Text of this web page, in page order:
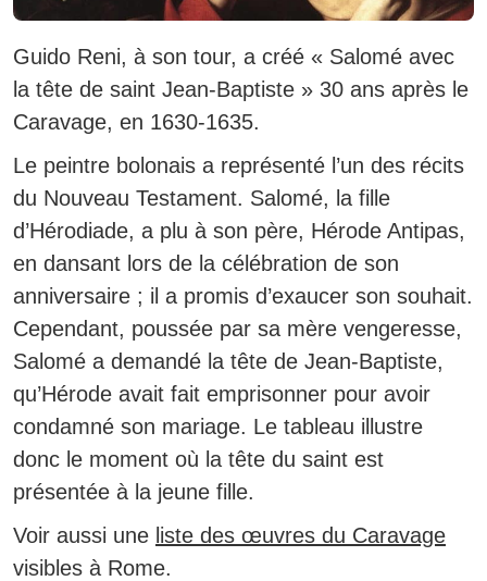
Guido Reni, à son tour, a créé « Salomé avec
la tête de saint Jean-Baptiste » 30 ans après le
Caravage, en 1630-1635.
Le peintre bolonais a représenté l’un des récits
du Nouveau Testament. Salomé, la fille
d’Hérodiade, a plu à son père, Hérode Antipas,
en dansant lors de la célébration de son
anniversaire ; il a promis d’exaucer son souhait.
Cependant, poussée par sa mère vengeresse,
Salomé a demandé la tête de Jean-Baptiste,
qu’Hérode avait fait emprisonner pour avoir
condamné son mariage. Le tableau illustre
donc le moment où la tête du saint est
présentée à la jeune fille.
Voir aussi une liste des œuvres du Caravage
visibles à Rome.